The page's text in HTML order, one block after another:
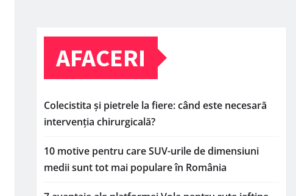
AFACERI
Colecistita și pietrele la fiere: când este necesară
intervenția chirurgicală?
10 motive pentru care SUV-urile de dimensiuni
medii sunt tot mai populare în România